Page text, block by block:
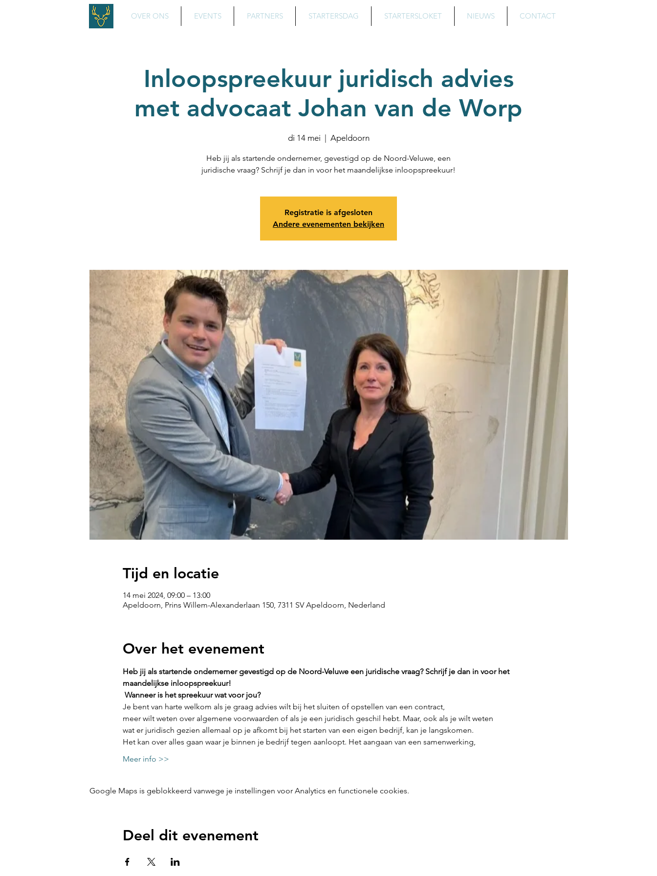
OVER ONS EVENTS PARTNERS STARTERSDAG STARTERSLOKET NIEUWS CONTACT
Inloopspreekuur juridisch advies
met advocaat Johan van de Worp
di 14 mei Apeldoorn
Heb jij als startende ondernemer, gevestigd op de Noord-Veluwe, een
juridische vraag? Schrijf je dan in voor het maandelijkse inloopspreekuur!
Registratie is afgesloten
Andere evenementen bekijken
Tijd en locatie
14 mei 2024, 09:00 – 13:00
Apeldoorn, Prins Willem-Alexanderlaan 150, 7311 SV Apeldoorn, Nederland
Over het evenement
Heb jij als startende ondernemer gevestigd op de Noord-Veluwe een juridische vraag? Schrijf je dan in voor het
maandelijkse inloopspreekuur!
Wanneer is het spreekuur wat voor jou?
Je bent van harte welkom als je graag advies wilt bij het sluiten of opstellen van een contract,
meer wilt weten over algemene voorwaarden of als je een juridisch geschil hebt. Maar, ook als je wilt weten
wat er juridisch gezien allemaal op je afkomt bij het starten van een eigen bedrijf, kan je langskomen.
Het kan over alles gaan waar je binnen je bedrijf tegen aanloopt. Het aangaan van een samenwerking,
Meer info >>
Google Maps is geblokkeerd vanwege je instellingen voor Analytics en functionele cookies.
Deel dit evenement